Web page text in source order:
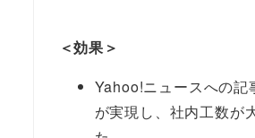
＜効果＞
Yahoo!ニュースへの記
が実現し、社内工数が